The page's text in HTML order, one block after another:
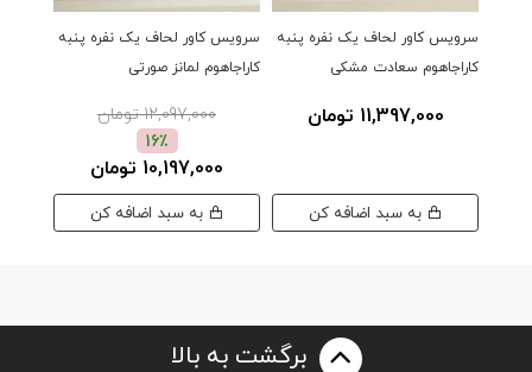
سرویس کاور لحاف یک نفره پنبه
کاراجاهوم سعادت مشکی
11,397,000 تومان
سرویس کاور لحاف یک نفره پنبه
کاراجاهوم لمانز صورتی
12,097,000 تومان
16٪
10,197,000 تومان
برگشت به بالا